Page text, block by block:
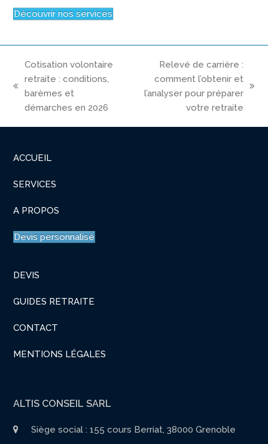
Découvrir nos services
previous
post:
Cotisation volontaire
retraite : conditions,
barèmes et
démarches en 2026
next
Relevé de carrière :
comment l’obtenir et
l’analyser pour préparer
votre retraite
ACCUEIL
SERVICES
A PROPOS
Devis personnalisé
DEVIS
GUIDES RETRAITE
CONTACT
MENTIONS LÉGALES
ALTIS CONSEIL SARL
Siège social : 155 cours Berriat, 38000 Grenoble